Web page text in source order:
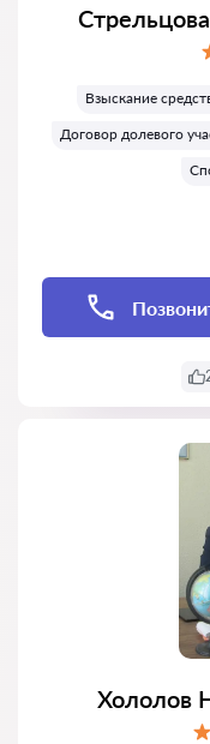
Взыскание
Договор долевого
Хололов